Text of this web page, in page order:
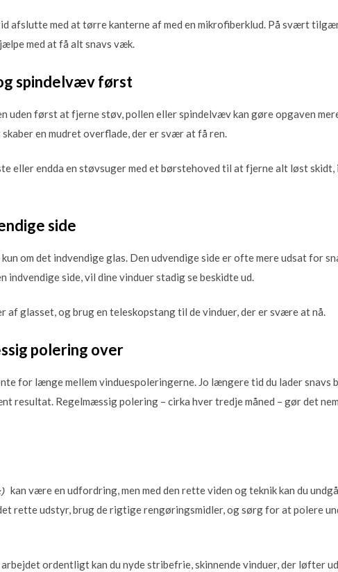
afslutte med at tørre kanterne af med en mikrofiberklud. På svært
med at få alt snavs væk.
spindelvæv først
uden først at fjerne støv, pollen eller spindelvæv kan gøre opgaven
en mudret overflade, der er svær at få ren.
eller endda en støvsuger med et børstehoved til at fjerne alt løst skidt,
side
om det indvendige glas. Den udvendige side er ofte mere udsat for
indvendige side, vil dine vinduer stadig se beskidte ud.
af glasset, og brug en teleskopstang til de vinduer, der er svære at nå.
polering over
for længe mellem vinduespoleringerne. Jo længere tid du lader snavs
resultat. Regelmæssig polering – cirka hver tredje måned – gør det
kan være en udfordring, men med den rette viden og teknik kan du
rette udstyr, brug de rigtige rengøringsmidler, og sørg for at polere
ordentligt kan du nyde stribefrie, skinnende vinduer, der løfter